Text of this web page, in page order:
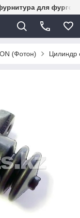
для
(Фотон) Цилиндр